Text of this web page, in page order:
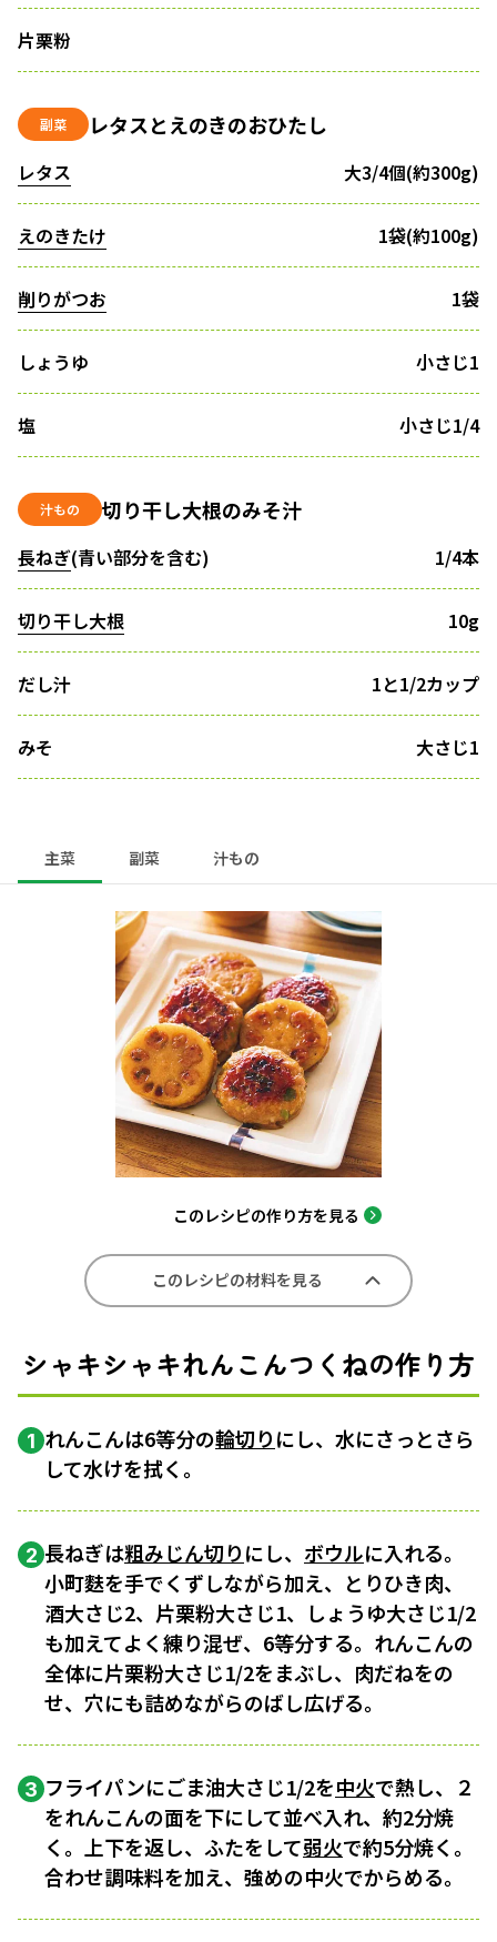
片栗粉
副菜 レタスとえのきのおひたし
レタス 大3/4個(約300g)
えのきたけ 1袋(約100g)
削りがつお 1袋
しょうゆ 小さじ1
塩 小さじ1/4
汁もの 切り干し大根のみそ汁
長ねぎ(青い部分を含む) 1/4本
切り干し大根 10g
だし汁 1と1/2カップ
みそ 大さじ1
主菜 副菜 汁もの
このレシピの作り方を見る
このレシピの材料を見る
シャキシャキれんこんつくねの作り方
1 れんこんは6等分の輪切りにし、水にさっとさら
して水けを拭く。
2 長ねぎは粗みじん切りにし、 ボウルに入れる。
小町麩を手でくずしながら加え、とりひき肉、
酒大さじ2、片栗粉大さじ1、しょうゆ大さじ1/2
も加えてよく練り混ぜ、6等分する。れんこんの
全体に片栗粉大さじ1/2をまぶし、肉だねをの
せ、穴にも詰めながらのばし広げる。
3 フライパンにごま油大さじ1/2を中火で熱し、２
をれんこんの面を下にして並べ入れ、約2分焼
く。上下を返し、ふたをして弱火で約5分焼く。
合わせ調味料を加え、強めの中火でからめる。